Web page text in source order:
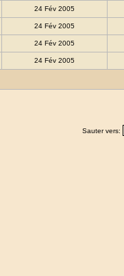
24 Fév 2005
24 Fév 2005
24 Fév 2005
24 Fév 2005
Sauter vers: